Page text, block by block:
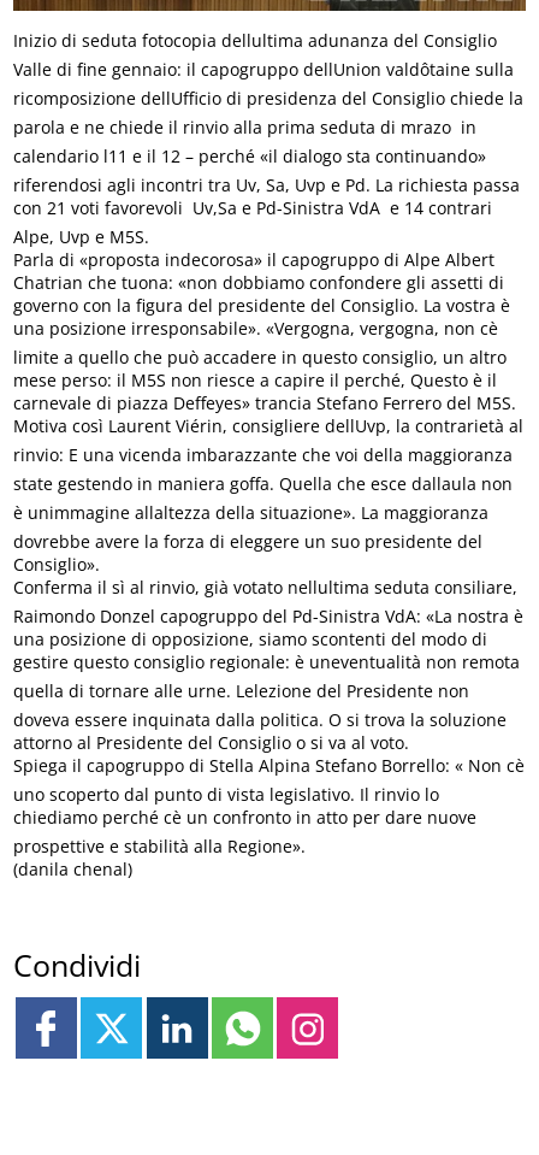
Inizio di seduta fotocopia dellultima adunanza del Consiglio
Valle di fine gennaio: il capogruppo dellUnion valdôtaine sulla
ricomposizione dellUfficio di presidenza del Consiglio chiede la
parola e ne chiede il rinvio alla prima seduta di mrazo  in
calendario l11 e il 12 – perché «il dialogo sta continuando»
riferendosi agli incontri tra Uv, Sa, Uvp e Pd. La richiesta passa
con 21 voti favorevoli  Uv,Sa e Pd-Sinistra VdA  e 14 contrari 
Alpe, Uvp e M5S.
Parla di «proposta indecorosa» il capogruppo di Alpe Albert
Chatrian che tuona: «non dobbiamo confondere gli assetti di
governo con la figura del presidente del Consiglio. La vostra è
una posizione irresponsabile». «Vergogna, vergogna, non cè
limite a quello che può accadere in questo consiglio, un altro
mese perso: il M5S non riesce a capire il perché, Questo è il
carnevale di piazza Deffeyes» trancia Stefano Ferrero del M5S.
Motiva così Laurent Viérin, consigliere dellUvp, la contrarietà al
rinvio: E una vicenda imbarazzante che voi della maggioranza
state gestendo in maniera goffa. Quella che esce dallaula non
è unimmagine allaltezza della situazione». La maggioranza
dovrebbe avere la forza di eleggere un suo presidente del
Consiglio».
Conferma il sì al rinvio, già votato nellultima seduta consiliare,
Raimondo Donzel capogruppo del Pd-Sinistra VdA: «La nostra è
una posizione di opposizione, siamo scontenti del modo di
gestire questo consiglio regionale: è uneventualità non remota
quella di tornare alle urne. Lelezione del Presidente non
doveva essere inquinata dalla politica. O si trova la soluzione
attorno al Presidente del Consiglio o si va al voto.
Spiega il capogruppo di Stella Alpina Stefano Borrello: « Non cè
uno scoperto dal punto di vista legislativo. Il rinvio lo
chiediamo perché cè un confronto in atto per dare nuove
prospettive e stabilità alla Regione».
(danila chenal)
Condividi